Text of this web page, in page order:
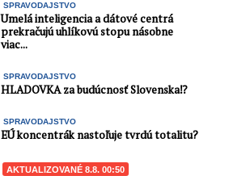
SPRAVODAJSTVO
Umelá inteligencia a dátové centrá
prekračujú uhlíkovú stopu násobne
viac...
SPRAVODAJSTVO
HLADOVKA za budúcnosť Slovenska⁉️
SPRAVODAJSTVO
EÚ koncentrák nastoľuje tvrdú totalitu?
AKTUALIZOVANÉ 8.8. 00:50